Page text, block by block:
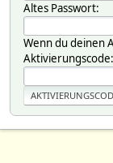
Altes Passwort:
Wenn du deinen
Aktivierungscode: